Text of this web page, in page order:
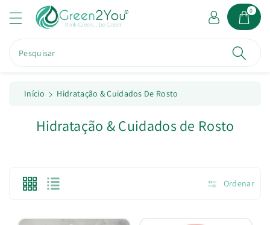
o
n
Pesquisar
0
Início Hidratação & Cuidados De Rosto
C
e
ç
Hidratação & Cuidados de Rosto
Ordenar